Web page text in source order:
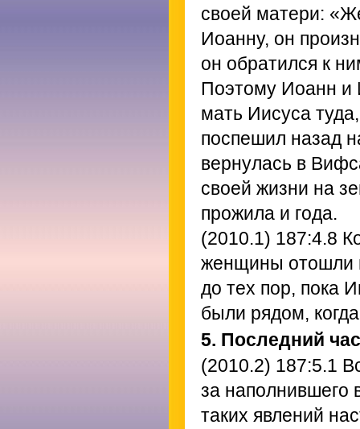
своей матери:
Иоанну, он
он обратился к
Поэтому Иоанн и
мать Иисуса
поспешил назад
вернулась в
своей жизни на
прожила и года.
(2010.1) 187:4.8
женщины отошли
до тех пор, пока
были рядом,
5. Последний
(2010.2) 187:5.1
за наполнившего
таких явлений